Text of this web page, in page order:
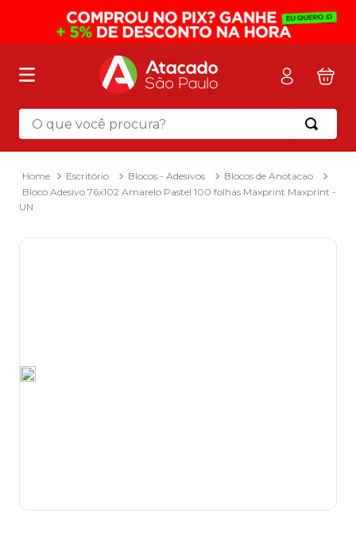
O que você procura?
Escritório Blocos - Adesivos
Blocos de Anotacao
Bloco Adesivo 76x102 Amarelo Pastel 100 folhas Maxprint Maxprint -
UN
Termos mais buscados
mochila
2º sacola
8